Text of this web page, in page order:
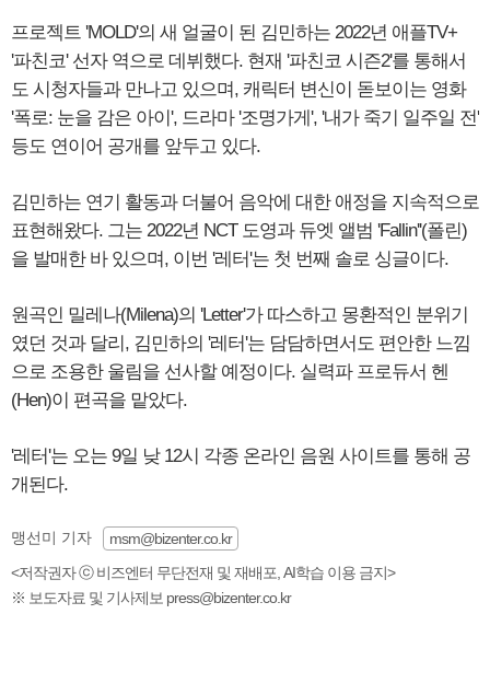
프로젝트 'MOLD'의 새 얼굴이 된 김민하는 2022년 애플TV+
'파친코' 선자 역으로 데뷔했다. 현재 '파친코 시즌2'를 통해서
도 시청자들과 만나고 있으며, 캐릭터 변신이 돋보이는 영화
'폭로: 눈을 감은 아이', 드라마 '조명가게', '내가 죽기 일주일 전'
등도 연이어 공개를 앞두고 있다.
김민하는 연기 활동과 더불어 음악에 대한 애정을 지속적으로
표현해왔다. 그는 2022년 NCT 도영과 듀엣 앨범 'Fallin''(폴린)
을 발매한 바 있으며, 이번 '레터'는 첫 번째 솔로 싱글이다.
원곡인 밀레나(Milena)의 'Letter'가 따스하고 몽환적인 분위기
였던 것과 달리, 김민하의 '레터'는 담담하면서도 편안한 느낌
으로 조용한 울림을 선사할 예정이다. 실력파 프로듀서 헨
(Hen)이 편곡을 맡았다.
'레터'는 오는 9일 낮 12시 각종 온라인 음원 사이트를 통해 공
개된다.
맹선미 기자
msm@bizenter.co.kr
<저작권자 ⓒ 비즈엔터 무단전재 및 재배포, AI학습 이용 금지>
※ 보도자료 및 기사제보 press@bizenter.co.kr